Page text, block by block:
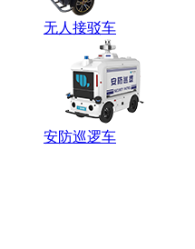
无人接驳车
安防巡逻车